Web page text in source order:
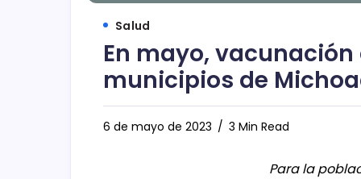
Salud
En mayo, vacunación
municipios de
6 de mayo de 2023 3 Min Read
Para la